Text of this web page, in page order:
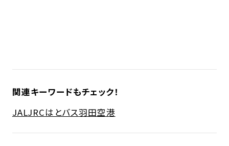
関連キーワードもチェック！
JALJRCはとバス羽田空港